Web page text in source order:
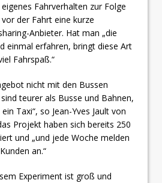
Fahrverhalten zur Folge
der Fahrt eine kurze
Anbieter. Hat man „die
einmal erfahren, bringt diese Art
Fahrspaß.“
nicht mit den Bussen
teurer als Busse und Bahnen,
Taxi“, so Jean-Yves Jault von
Projekt haben sich bereits 250
und „und jede Woche melden
an.“
Experiment ist groß und